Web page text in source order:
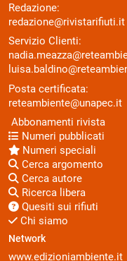
Redazione:
redazione@rivistarifiuti.it
Servizio Clienti:
Posta certificata:
reteambiente@unapec.it
Abbonamenti rivista
Numeri pubblicati
Numeri speciali
Cerca argomento
Cerca autore
Ricerca libera
Quesiti sui rifiuti
Chi siamo
Network
www.edizioniambiente.it